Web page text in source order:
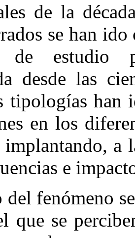
de la
se han
de estudio
desde las
tipologías
en los
a
e
fenómeno
que se